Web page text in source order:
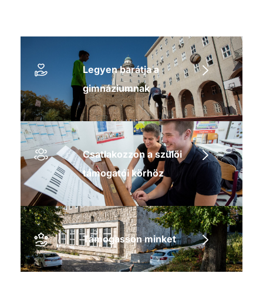
Legyen barátja a
gimnáziumnak
Csatlakozzon a szülői
támogatói körhöz
Támogasson minket